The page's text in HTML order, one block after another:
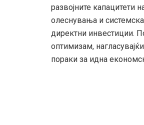
развојните капацитети
олеснувања и
директни инвестиции.
оптимизам,
пораки за идна